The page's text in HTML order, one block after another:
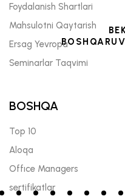
Foydalanish Shartlari
Mahsulotni Qaytarish
Ersag Yevropa
Seminarlar Taqvimi
BOSHQA
Top 10
Aloqa
Offıce Managers
sertifikatlar